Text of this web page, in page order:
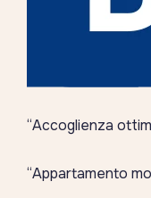
“Accoglienza
“Appartamento